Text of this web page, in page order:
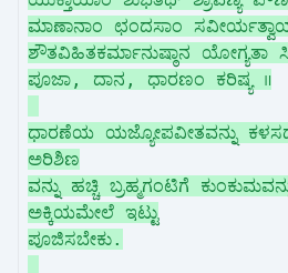
ಮಾಣಾನಾಂ ಛಂದಸಾಂ
ಶೌತವಿಹಿತಕರ್ಮಾನುಷ್ಠಾನ ಯೋಗ್ಯತಾ
ಪೂಜಾ, ದಾನ, ಧಾರಣಂ ಕರಿಷ್ಯ ॥
ಧಾರಣೆಯ ಯಜ್ಯೋಪವೀತವನ್ನು
ಅರಿಶಿಣ
ವನ್ನು ಹಚ್ಚಿ ಬ್ರಹ್ಮಗಂಟಿಗೆ
ಅಕ್ಕಿಯಮೇಲೆ ಇಟ್ಟು
ಪೂಜಿಸಬೇಕು.